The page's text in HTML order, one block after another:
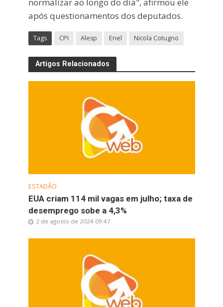
após questionamentos dos deputados.
Tags CPI Alesp Enel Nicola Cotugno
Artigos Relacionados
ESTADÃO
EUA criam 114 mil vagas em julho; taxa de
desemprego sobe a 4,3%
2 de agosto de 2024 09:47